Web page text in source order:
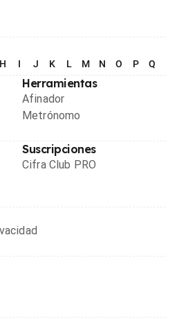
H I J K L M N O P Q
Herramientas
Afinador
Metrónomo
Suscripciones
Cifra Club PRO